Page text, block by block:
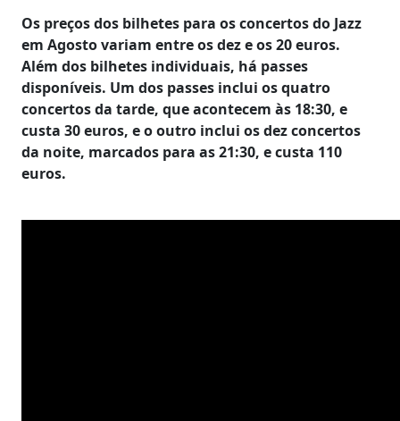
Os preços dos bilhetes para os concertos do Jazz
em Agosto variam entre os dez e os 20 euros.
Além dos bilhetes individuais, há passes
disponíveis. Um dos passes inclui os quatro
concertos da tarde, que acontecem às 18:30, e
custa 30 euros, e o outro inclui os dez concertos
da noite, marcados para as 21:30, e custa 110
euros.